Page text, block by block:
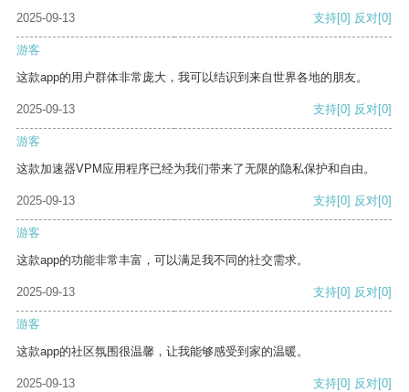
2025-09-13
支持[0] 反对[0]
游客
这款app的用户群体非常庞大，我可以结识到来自世界各地的朋友。
2025-09-13 支持[0] 反对[0]
游客
这款加速器VPM应用程序已经为我们带来了无限的隐私保护和自由。
2025-09-13 支持[0] 反对[0]
游客
这款app的功能非常丰富，可以满足我不同的社交需求。
2025-09-13 支持[0] 反对[0]
游客
这款app的社区氛围很温馨，让我能够感受到家的温暖。
2025-09-13 支持[0] 反对[0]